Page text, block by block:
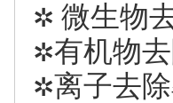
✲ 微生物
✲有机物
✲离子去